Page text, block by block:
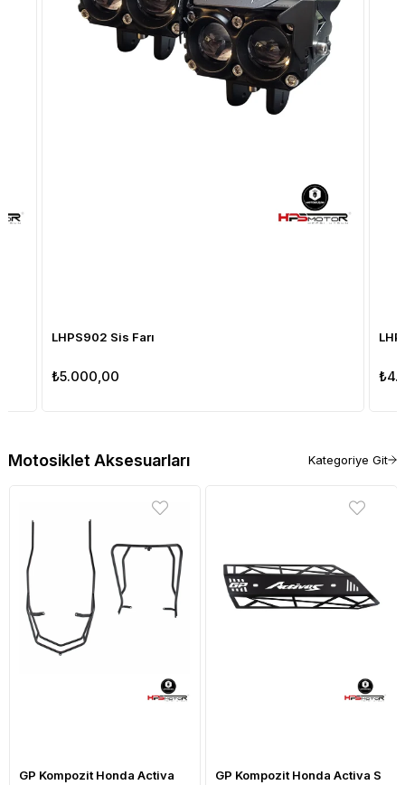
LHPS902 Sis Farı
₺5.000,00
Motosiklet Aksesuarları
GP Kompozit Honda Activa
GP Kompozit Honda Activa S
Kategoriye Git